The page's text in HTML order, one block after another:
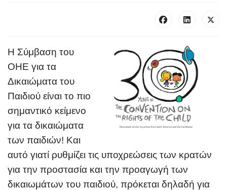
Η Σύμβαση του
ΟΗΕ για τα
Δικαιώματα του
Παιδιού είναι το πιο
σημαντικό κείμενο
για τα δικαιώματα
των παιδιών! Και
αυτό γιατί ρυθμίζει τις υποχρεώσεις των κρατών
για την προστασία και την προαγωγή των
δικαιωμάτων του παιδιού, πρόκεται δηλαδή για